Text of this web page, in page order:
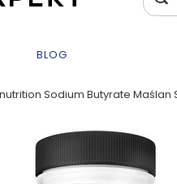
BLOG
Sodium Butyrate Maślan